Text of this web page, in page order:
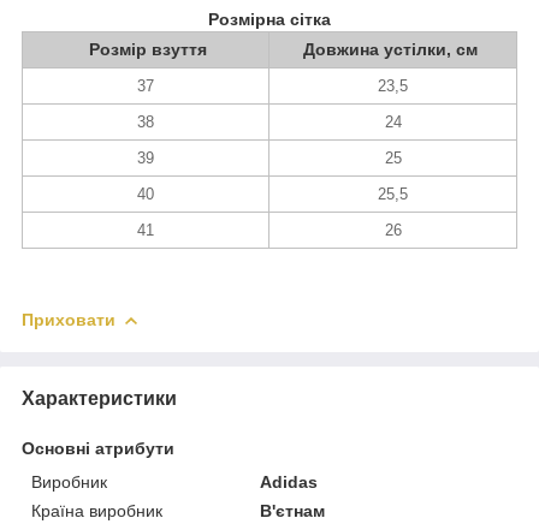
Розмірна сітка
Розмір взуття
Довжина устілки, см
37
23,5
38
24
39
25
40
25,5
41
26
Приховати
Характеристики
Основні атрибути
Виробник
Adidas
Країна виробник
В'єтнам